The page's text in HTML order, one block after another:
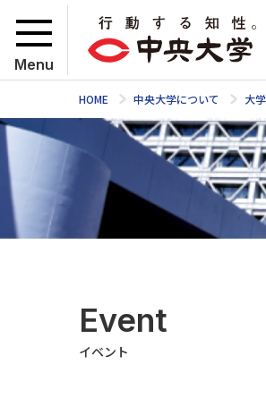
Menu
HOME 中央大学について 大
Event
イベント